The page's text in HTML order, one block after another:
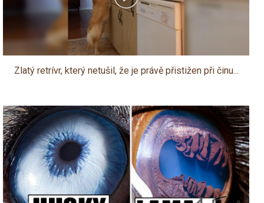
Zlatý retrívr, který netušil, že je právě přistižen při činu...